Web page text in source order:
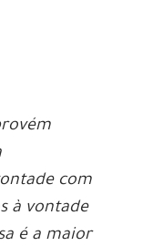
com
à vontade
é a maior